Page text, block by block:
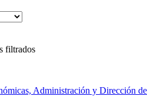
filtrados
Administración y Dirección